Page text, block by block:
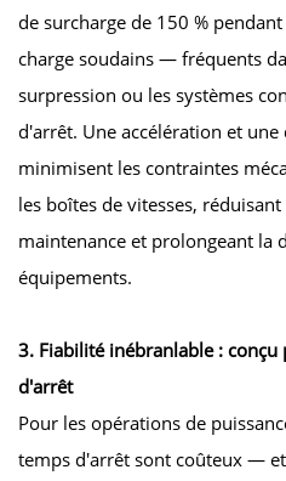
de surcharge de 150 %
charge soudains — fréquents
surpression ou les systèmes
d'arrêt. Une accélération et
minimisent les contraintes
les boîtes de vitesses,
maintenance et prolongeant la
équipements.
3. Fiabilité inébranlable :
d'arrêt
Pour les opérations de
temps d'arrêt sont coûteux —